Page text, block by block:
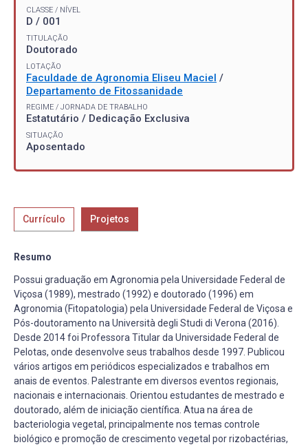
CLASSE / NÍVEL
D / 001
TITULAÇÃO
Doutorado
LOTAÇÃO
Faculdade de Agronomia Eliseu Maciel /
Departamento de Fitossanidade
REGIME / JORNADA DE TRABALHO
Estatutário / Dedicação Exclusiva
SITUAÇÃO
Aposentado
Currículo Projetos
Resumo
Possui graduação em Agronomia pela Universidade Federal de
Viçosa (1989), mestrado (1992) e doutorado (1996) em
Agronomia (Fitopatologia) pela Universidade Federal de Viçosa e
Pós-doutoramento na Università degli Studi di Verona (2016).
Desde 2014 foi Professora Titular da Universidade Federal de
Pelotas, onde desenvolve seus trabalhos desde 1997. Publicou
vários artigos em periódicos especializados e trabalhos em
anais de eventos. Palestrante em diversos eventos regionais,
nacionais e internacionais. Orientou estudantes de mestrado e
doutorado, além de iniciação científica. Atua na área de
bacteriologia vegetal, principalmente nos temas controle
biológico e promoção de crescimento vegetal por rizobactérias,